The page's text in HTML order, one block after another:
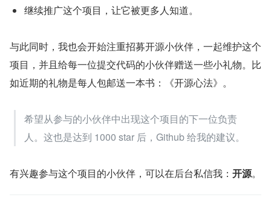
继续推广这个项目，让它被更多人知道。
与此同时，我也会开始注重招募开源小伙伴，一起维护这个
项目，并且给每一位提交代码的小伙伴赠送一些小礼物。比
如近期的礼物是每人包邮送一本书：《开源心法》。
希望从参与的小伙伴中出现这个项目的下一位负责
人。这也是达到 1000 star 后，Github 给我的建议。
有兴趣参与这个项目的小伙伴，可以在后台私信我： 开源。